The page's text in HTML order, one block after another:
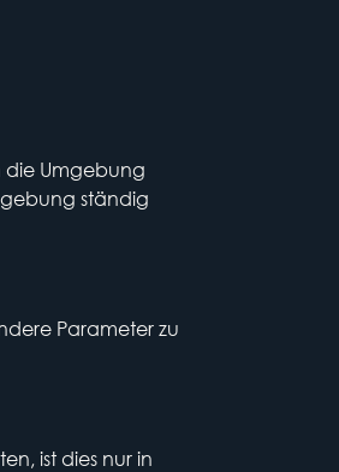
die Umgebung
ständig
Parameter zu
ist dies nur in